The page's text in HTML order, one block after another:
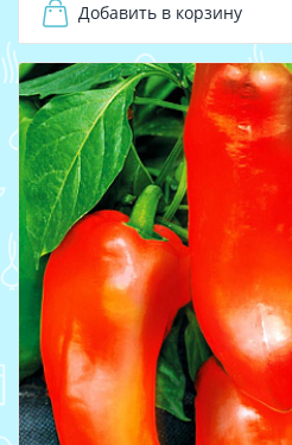
Добавить в корзину